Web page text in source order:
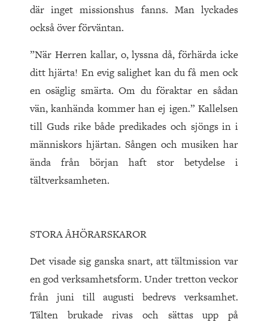
där inget missionshus fanns. Man lyckades
också över förväntan.
”När Herren kallar, o, lyssna då, förhärda icke
ditt hjärta! En evig salighet kan du få men ock
en osäglig smärta. Om du föraktar en sådan
vän, kanhända kommer han ej igen.” Kallelsen
till Guds rike både predikades och sjöngs in i
människors hjärtan. Sången och musiken har
ända från början haft stor betydelse i
tältverksamheten.
STORA ÅHÖRARSKAROR
Det visade sig ganska snart, att tältmission var
en god verksamhetsform. Under tretton veckor
från juni till augusti bedrevs verksamhet.
Tälten brukade rivas och sättas upp på